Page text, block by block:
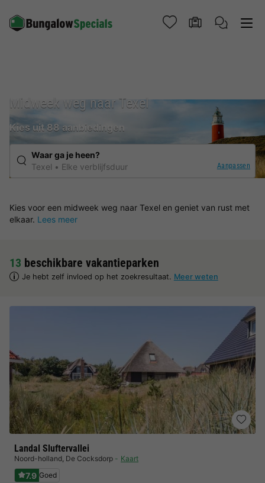
Midweek weg naar Texel
Kies uit 88 aanbiedingen
Waar ga je heen?
Texel
Elke verblijfsduur Aanpassen
Kies voor een midweek weg naar Texel en geniet van rust met
elkaar. Lees meer
13 beschikbare vakantieparken
Je hebt zelf invloed op het zoekresultaat. Meer weten
Landal Sluftervallei
Noord-holland, De Cocksdorp Kaart
7.9 Goed